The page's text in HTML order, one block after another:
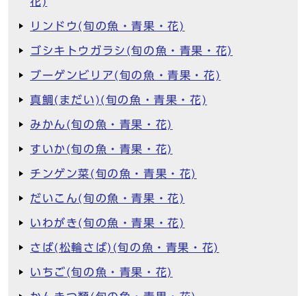
リンドウ(旬の魚・青果・花)
ゴシキトウガラシ(旬の魚・青果・花)
ブーゲンビリア(旬の魚・青果・花)
真鯛(まだい)(旬の魚・青果・花)
みかん(旬の魚・青果・花)
すいか(旬の魚・青果・花)
チンゲン菜(旬の魚・青果・花)
だいこん(旬の魚・青果・花)
いわがき(旬の魚・青果・花)
さば(松輪さば)(旬の魚・青果・花)
いちご(旬の魚・青果・花)